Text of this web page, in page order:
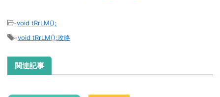
-void tRrLM();
-void tRrLM();攻略
関連記事